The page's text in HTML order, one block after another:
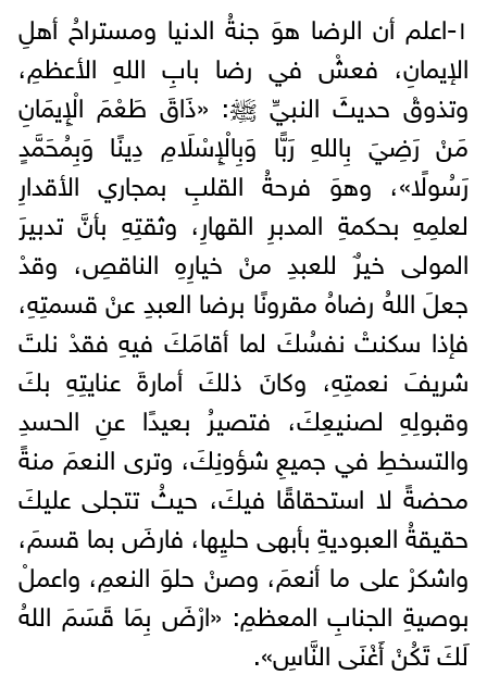
١-اعلم أن الرضا هوَ جنةُ الدنيا ومستراحُ أهلِ
الإيمانِ، فعشْ في رضا بابِ اللهِ الأعظمِ،
وتذوقْ حديثَ النبيِّ ﷺ: «ذَاقَ طَعْمَ الْإِيمَانِ
مَنْ رَضِيَ بِاللهِ رَبًّا وَبِالْإِسْلَامِ دِينًا وَبِمُحَمَّدٍ
رَسُولًا»، وهوَ فرحةُ القلبِ بمجاري الأقدارِ
لعلمِهِ بحكمةِ المدبرِ القهارِ، وثقتِهِ بأنَّ تدبيرَ
المولى خيرٌ للعبدِ منْ خيارِهِ الناقصِ، وقدْ
جعلَ اللهُ رضاهُ مقرونًا برضا العبدِ عنْ قسمتِهِ،
فإذا سكنتْ نفسُكَ لما أقامَكَ فيهِ فقدْ نلتَ
شريفَ نعمتِهِ، وكانَ ذلكَ أمارةَ عنايتِهِ بكَ
وقبولِهِ لصنيعِكَ، فتصيرُ بعيدًا عنِ الحسدِ
والتسخطِ في جميعِ شؤونِكَ، وترى النعمَ منةً
محضةً لا استحقاقًا فيكَ، حيثُ تتجلى عليكَ
حقيقةُ العبوديةِ بأبهى حليِها، فارضَ بما قسمَ،
واشكرْ على ما أنعمَ، وصنْ حلوَ النعمِ، واعملْ
بوصيةِ الجنابِ المعظمِ: «ارْضَ بِمَا قَسَمَ اللهُ
لَكَ تَكُنْ أَغْنَى النَّاسِ».